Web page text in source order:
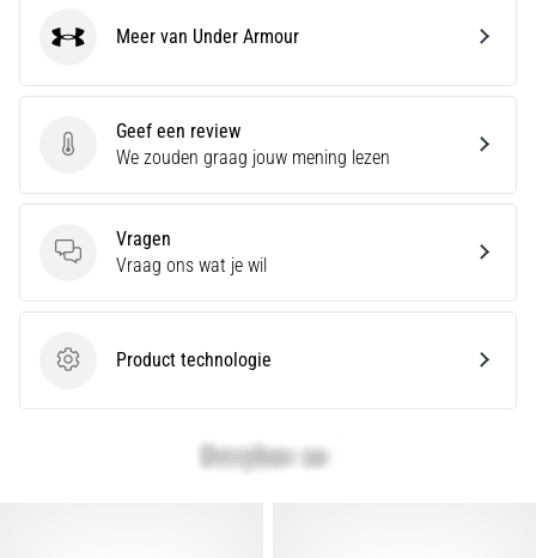
Geef een review
Geef een review
We zouden graag jouw mening lezen
Vragen
Vragen
Vraag ons wat je wil
Product technologie
Product technologie
Under ArmourMeer van Under Armour